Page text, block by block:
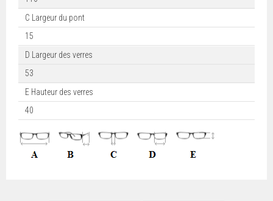
C Largeur du pont
15
D Largeur des verres
53
E Hauteur des verres
40